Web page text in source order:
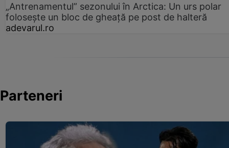
„Antrenamentul” sezonului în Arctica: Un urs polar
folosește un bloc de gheață pe post de halteră
adevarul.ro
Parteneri